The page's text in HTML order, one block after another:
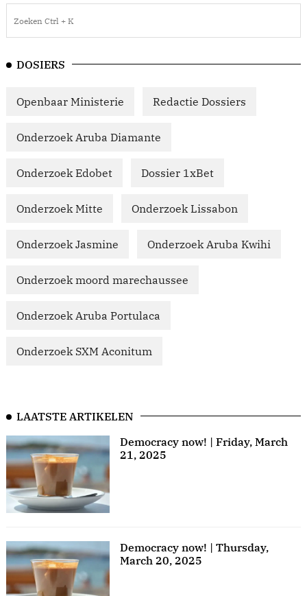
DOSIERS
Openbaar Ministerie Redactie Dossiers
Onderzoek Aruba Diamante
Onderzoek Edobet Dossier 1xBet
Onderzoek Mitte Onderzoek Lissabon
Onderzoek Jasmine Onderzoek Aruba Kwihi
Onderzoek moord marechaussee
Onderzoek Aruba Portulaca
Onderzoek SXM Aconitum
LAATSTE ARTIKELEN
Democracy now! | Friday, March
21, 2025
Democracy now! | Thursday,
March 20, 2025